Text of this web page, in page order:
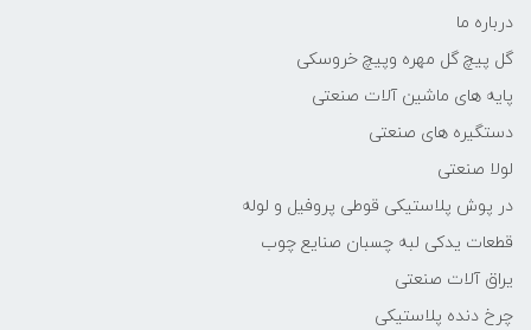
درباره ما
گل پیچ گل مهره وپیچ خروسکی
پایه های ماشین آلات صنعتی
دستگیره های صنعتی
لولا صنعتی
در پوش پلاستیکی قوطی پروفیل و لوله
قطعات یدکی لبه چسبان صنایع چوب
یراق آلات صنعتی
چرخ دنده پلاستیکی